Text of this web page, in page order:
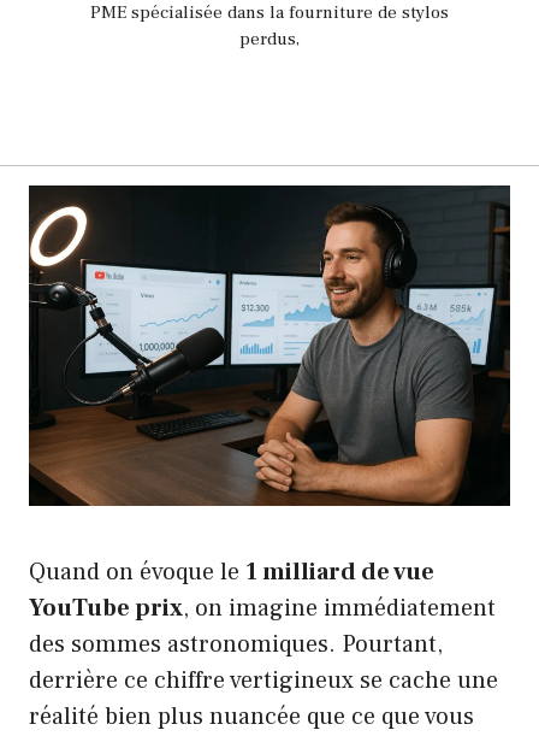
PME spécialisée dans la fourniture de stylos
perdus,
Quand on évoque le 1 milliard de vue
YouTube prix, on imagine immédiatement
des sommes astronomiques. Pourtant,
derrière ce chiffre vertigineux se cache une
réalité bien plus nuancée que ce que vous